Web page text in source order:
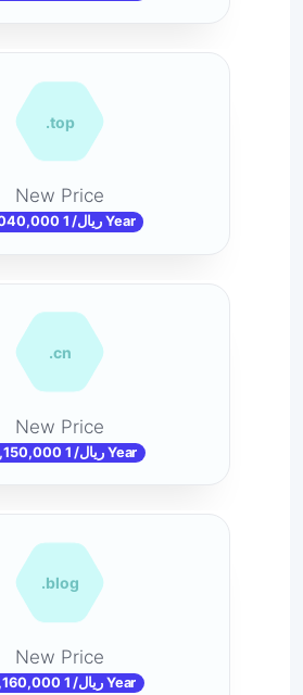
.top
New Price
9,040,000 ریال/ 1 Year
.cn
New Price
55,150,000 ریال/ 1 Year
.blog
New Price
16,160,000 ریال/ 1 Year